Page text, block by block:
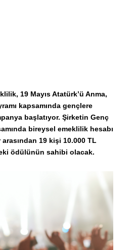
19 Mayıs Atatürk’ü Anma,
kapsamında gençlere
başlatıyor. Şirketin Genç
bireysel emeklilik hesabı
arasından 19 kişi 10.000 TL
ödülünün sahibi olacak.